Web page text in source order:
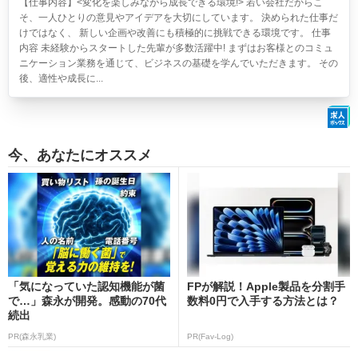
【仕事内容】<変化を楽しみながら成長できる環境!> 若い会社だからこ
そ、一人ひとりの意見やアイデアを大切にしています。 決められた仕事だ
けではなく、 新しい企画や改善にも積極的に挑戦できる環境です。 仕事
内容 未経験からスタートした先輩が多数活躍中! まずはお客様とのコミュ
ニケーション業務を通じて、ビジネスの基礎を学んでいただきます。 その
後、適性や成長に...
今、あなたにオススメ
「気になっていた認知機能が菌
で…」森永が開発。感動の70代
続出
PR(森永乳業)
FPが解説！Apple製品を分割手
数料0円で入手する方法とは？
PR(Fav-Log)